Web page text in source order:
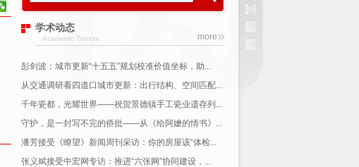
more
学术动态
Academic Trends
彭剑波：城市更新“十五五”规划校准价值坐标，助...
从交通调研看四道口城市更新：出行结构、空间匹配...
千年瓷都，光耀世界——祝贺景德镇手工瓷业遗存列...
守护，是一封写不完的侨批——从《给阿嬷的情书》...
潘芳接受《瞭望》新闻周刊采访：你的房屋该“体检...
张义斌接受中宏网专访：推进“六张网”协同建设，...